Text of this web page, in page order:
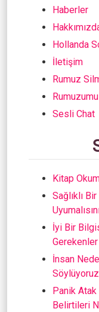
Haberler
Hollanda
İletişim
Rumuz
Sesli Chat
Kitap
Sağlıklı
İyi Bir
Gerekenler
İnsan
Panik Atak
Belirtileri